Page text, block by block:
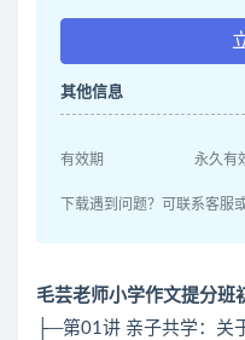
其他信息
有效期 永久有
下载遇到问题？可联系客服
毛芸老师小学作文提分班
├─第01讲 亲子共学：关